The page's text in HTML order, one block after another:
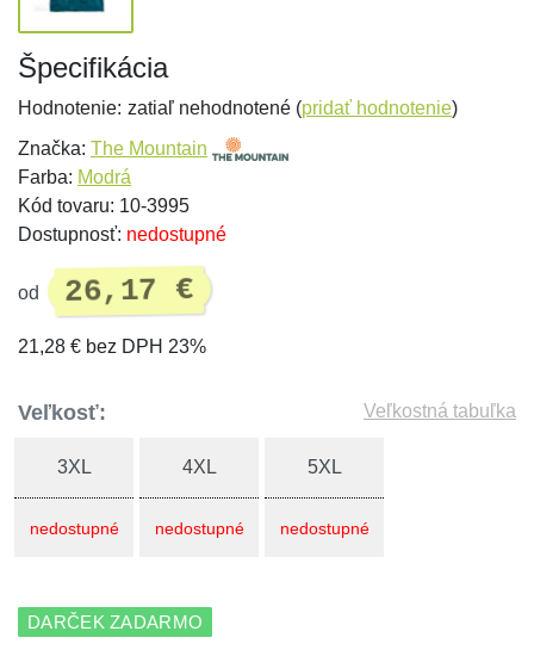
Špecifikácia
Hodnotenie: zatiaľ nehodnotené (pridať hodnotenie)
Značka: The Mountain
Farba: Modrá
Kód tovaru: 10-3995
Dostupnosť: nedostupné
od 26,17 €
21,28 € bez DPH 23%
Veľkosť: Veľkostná tabuľka
3XL
nedostupné
4XL
nedostupné
5XL
nedostupné
DARČEK ZADARMO